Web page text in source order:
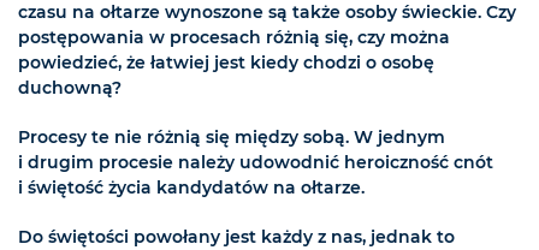
czasu na ołtarze wynoszone są także osoby świeckie. Czy
postępowania w procesach różnią się, czy można
powiedzieć, że łatwiej jest kiedy chodzi o osobę
duchowną?
Procesy te nie różnią się między sobą. W jednym
i drugim procesie należy udowodnić heroiczność cnót
i świętość życia kandydatów na ołtarze.
Do świętości powołany jest każdy z nas, jednak to